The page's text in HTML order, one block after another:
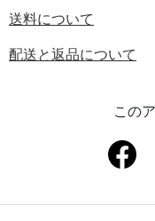
送料について
配送と返品について
この